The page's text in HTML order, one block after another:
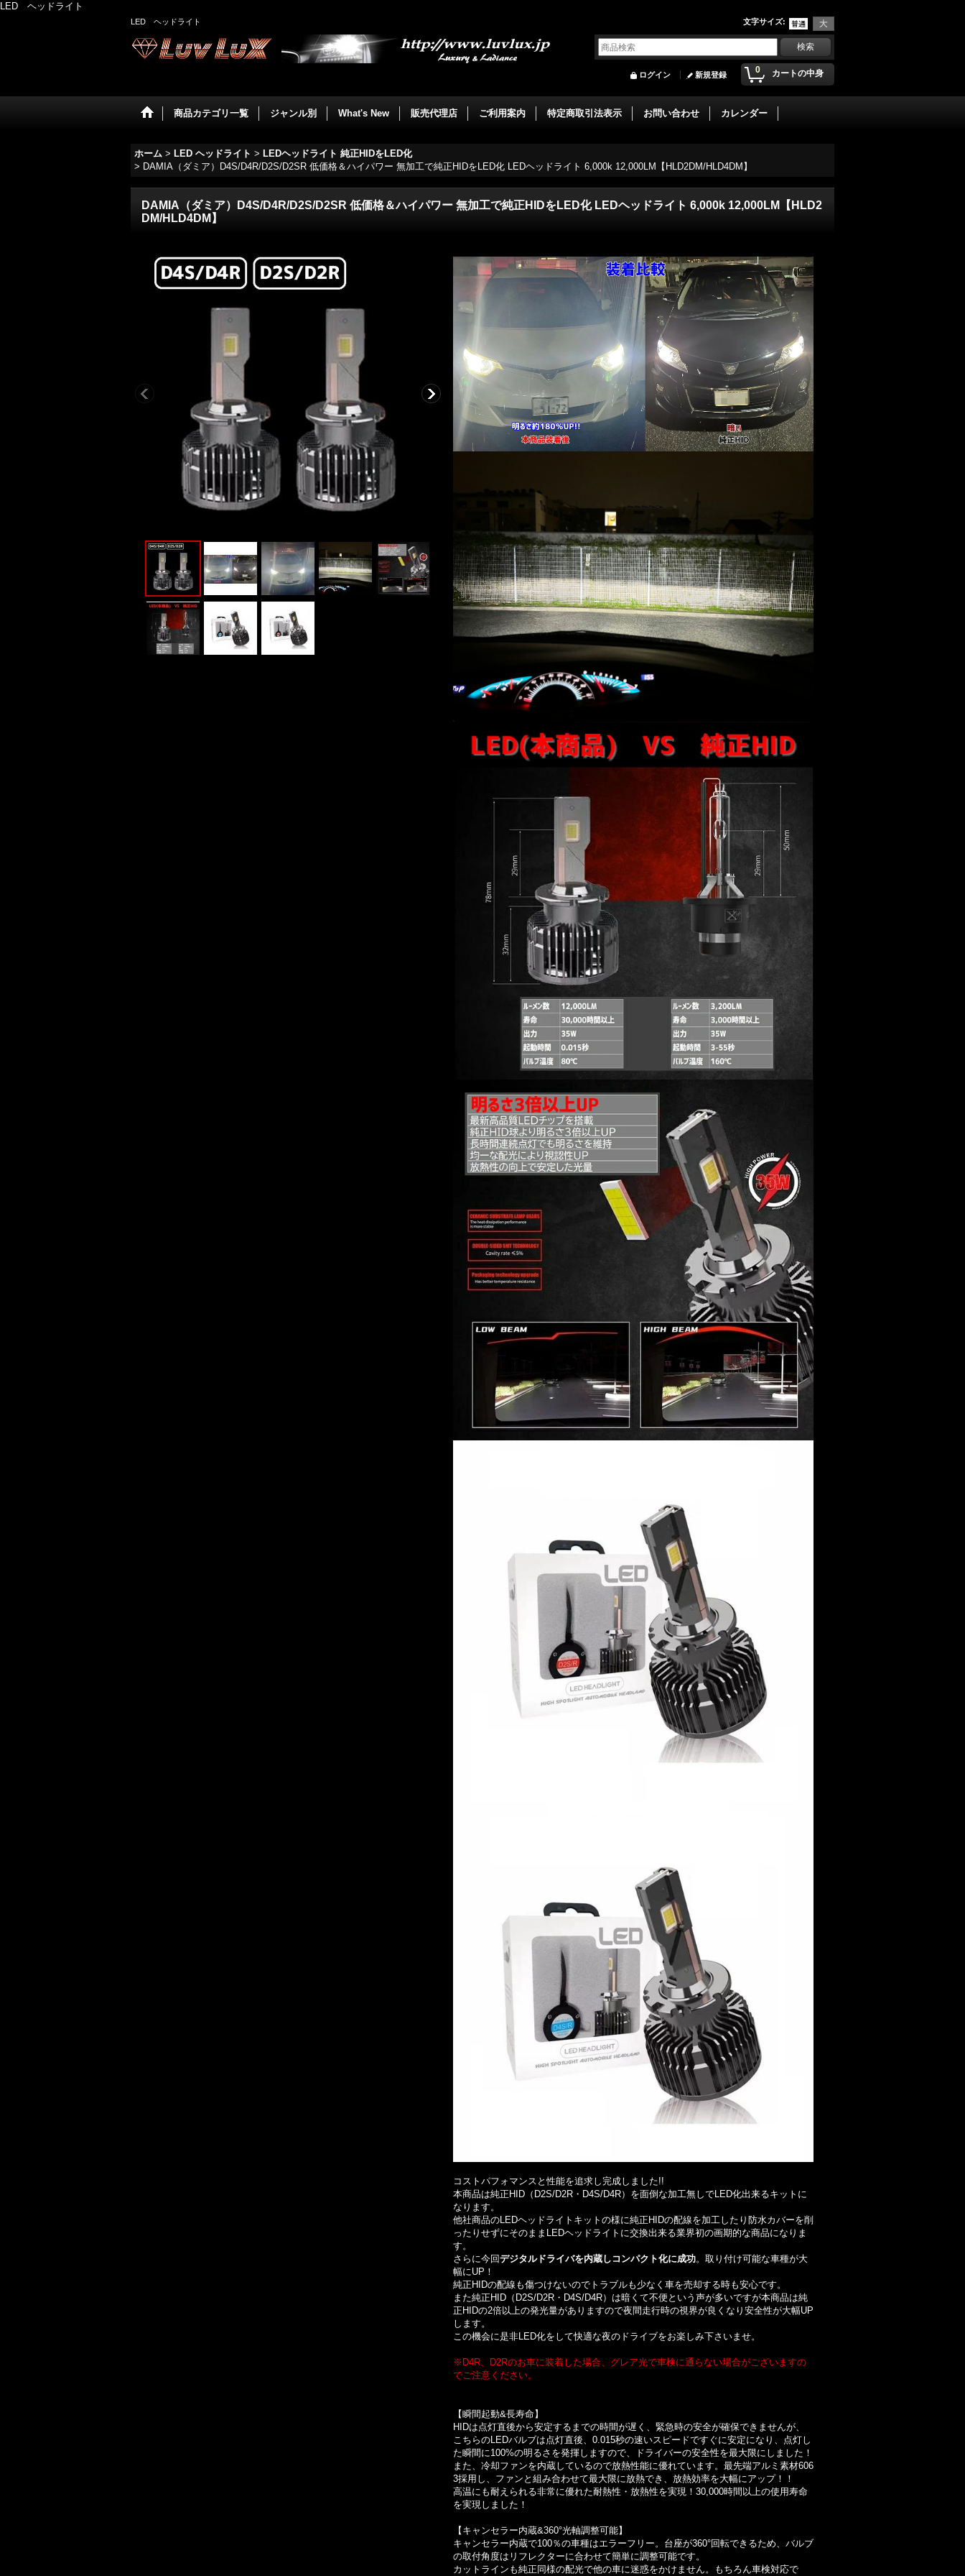
LED ヘッドライト
LED ヘッドライト 文字サイズ:
0 カートの中身
ログイン 新規登録
商品カテゴリ一覧 ジャンル別 What's New 販売代理店 ご利用案内 特定商取引法表示 お問い合わせ カレンダー
ホーム > LED ヘッドライト > LEDヘッドライト 純正HIDをLED化
> DAMIA（ダミア）D4S/D4R/D2S/D2SR 低価格＆ハイパワー 無加工で純正HIDをLED化 LEDヘッドライト 6,000k 12,000LM【HLD2DM/HLD4DM】
DAMIA（ダミア）D4S/D4R/D2S/D2SR 低価格＆ハイパワー 無加工で純正HIDをLED化 LEDヘッドライト 6,000k 12,000LM【HLD2
DM/HLD4DM】
コストパフォマンスと性能を追求し完成しました!!
本商品は純正HID（D2S/D2R・D4S/D4R）を面倒な加工無しでLED化出来るキットに
なります。
他社商品のLEDヘッドライトキットの様に純正HIDの配線を加工したり防水カバーを削
ったりせずにそのままLEDヘッドライトに交換出来る業界初の画期的な商品になりま
す。
さらに今回デジタルドライバを内蔵しコンパクト化に成功。取り付け可能な車種が大
幅にUP！
純正HIDの配線も傷つけないのでトラブルも少なく車を売却する時も安心です。
また純正HID（D2S/D2R・D4S/D4R）は暗くて不便という声が多いですが本商品は純
正HIDの2倍以上の発光量がありますので夜間走行時の視界が良くなり安全性が大幅UP
します。
この機会に是非LED化をして快適な夜のドライブをお楽しみ下さいませ。
※D4R、D2Rのお車に装着した場合、グレア光で車検に通らない場合がございますの
でご注意ください。
【瞬間起動&長寿命】
HIDは点灯直後から安定するまでの時間が遅く、緊急時の安全が確保できませんが、
こちらのLEDバルブは点灯直後、0.015秒の速いスピードですぐに安定になり、点灯し
た瞬間に100%の明るさを発揮しますので、ドライバーの安全性を最大限にしました！
また、冷却ファンを内蔵しているので放熱性能に優れています。最先端アルミ素材606
3採用し、ファンと組み合わせて最大限に放熱でき、放熱効率を大幅にアップ！！
高温にも耐えられる非常に優れた耐熱性・放熱性を実現！30,000時間以上の使用寿命
を実現しました！
【キャンセラー内蔵&360°光軸調整可能】
キャンセラー内蔵で100％の車種はエラーフリー。台座が360°回転できるため、バルブ
の取付角度はリフレクターに合わせて簡単に調整可能です。
カットラインも純正同様の配光で他の車に迷惑をかけません。もちろん車検対応で